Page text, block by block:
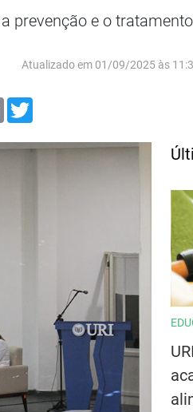
prevenção e o
Atualizado em 01/09/2025 às
Email